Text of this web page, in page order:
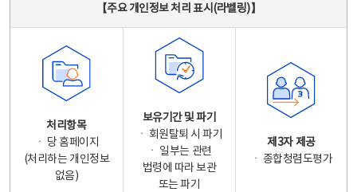
【주요 개인정보 처리 표시(라벨링)】
처리항목
ㆍ 당 홈페이지
(처리하는 개인정보
없음)
보유기간 및 파기
ㆍ 회원탈퇴 시 파기
ㆍ 일부는 관련
법령에 따라 보관
또는 파기
제3자 제공
ㆍ 종합청렴도평가